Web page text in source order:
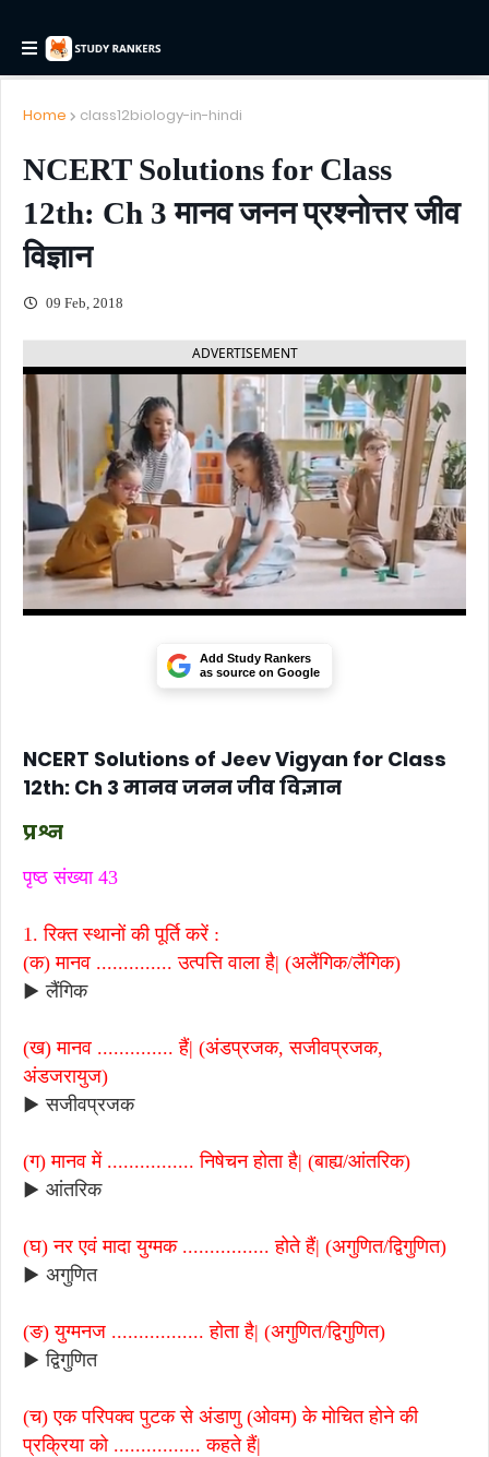
Home class12biology-in-hindi
NCERT Solutions for Class
12th: Ch 3 मानव जनन प्रश्नोत्तर जीव
विज्ञान
09 Feb, 2018
ADVERTISEMENT
Add Study Rankers
as source on Google
NCERT Solutions of Jeev Vigyan for Class
12th: Ch 3 मानव जनन जीव विज्ञान
प्रश्न
पृष्ठ संख्या 43
1. रिक्त स्थानों की पूर्ति करें :
(क) मानव .............. उत्पत्ति वाला है| (अलैंगिक/लैंगिक)
▶ लैंगिक
(ख) मानव .............. हैं| (अंडप्रजक, सजीवप्रजक,
अंडजरायुज)
▶ सजीवप्रजक
(ग) मानव में ................ निषेचन होता है| (बाह्य/आंतरिक)
▶ आंतरिक
(घ) नर एवं मादा युग्मक ................ होते हैं| (अगुणित/द्विगुणित)
▶ अगुणित
(ङ) युग्मनज ................. होता है| (अगुणित/द्विगुणित)
▶ द्विगुणित
(च) एक परिपक्व पुटक से अंडाणु (ओवम) के मोचित होने की
प्रक्रिया को ................ कहते हैं|